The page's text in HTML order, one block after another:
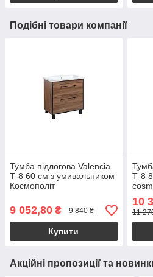
Подібні товари компанії
Тумба підлогова Valencia
Т-8 60 см з умивальником
Космополіт
9 052,80 ₴ 9 840 ₴
Купити
Т-8
cosm
10
11
Акційні пропозиції та